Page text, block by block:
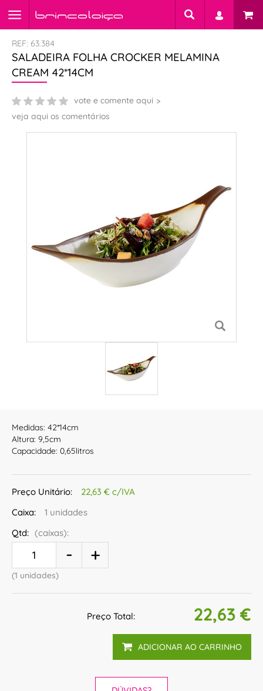
REF: 63.384
SALADEIRA FOLHA CROCKER MELAMINA
CREAM 42*14CM
vote e comente aqui
veja aqui os comentários
Medidas: 42*14cm
Altura: 9,5cm
Capacidade: 0,65litros
Preço Unitário:
22,63 € c/IVA
Caixa:
1 unidades
Qtd: (caixas):
(1 unidades)
Preço Total: 22,63 €
ADICIONAR AO CARRINHO